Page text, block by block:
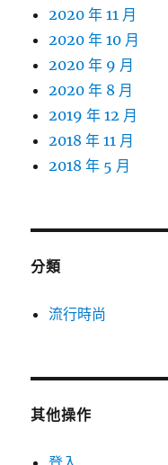
2020 年 11 月
2020 年 10 月
2020 年 9 月
2020 年 8 月
2019 年 12 月
2018 年 11 月
2018 年 5 月
分類
流行時尚
其他操作